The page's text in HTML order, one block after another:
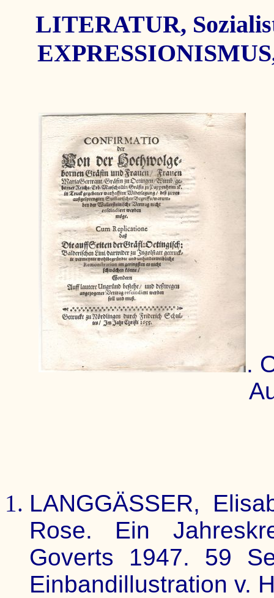
LITERATUR,
.
LANGGÄSSER,
Rose. Ein
Goverts 1947. 59
Einbandillustration v.